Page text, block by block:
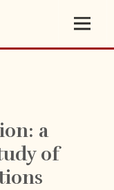
a
of